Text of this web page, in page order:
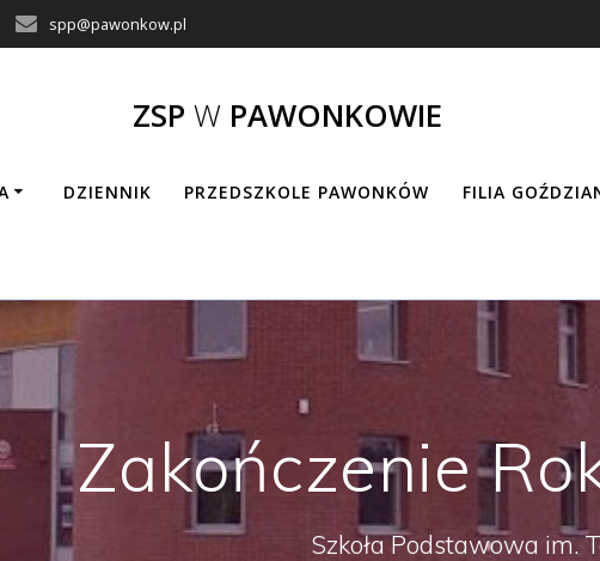
spp@pawonkow.pl
ZSP W PAWONKOWIE
DZIENNIK PRZEDSZKOLE PAWONKÓW FILIA
Zakończenie
Szkoła Podstawowa im.